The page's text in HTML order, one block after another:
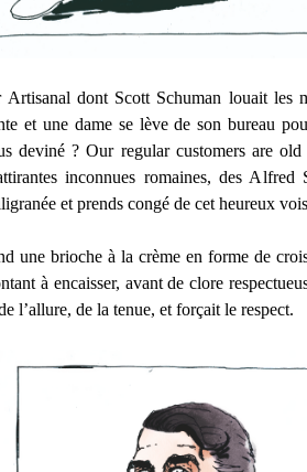
dont Scott Schuman louait les
et une dame se lève de son bureau
deviné ? Our regular customers are
inconnues romaines, des
et prends congé de cet heureux
une brioche à la crème en forme de
à encaisser, avant de clore
l’allure, de la tenue, et forçait le respect.